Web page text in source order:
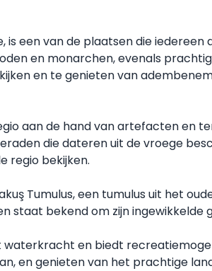
is een van de plaatsen die
en monarchen, evenals
en te genieten van
aan de hand van artefacten en
die dateren uit de vroege
regio bekijken.
Tumulus, een tumulus uit het
staat bekend om zijn ingewikkelde
en biedt
en genieten van het prachtige